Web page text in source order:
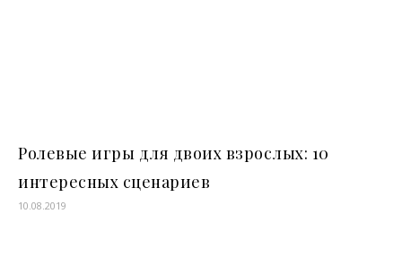
Ролевые игры для двоих взрослых: 10
интересных сценариев
10.08.2019